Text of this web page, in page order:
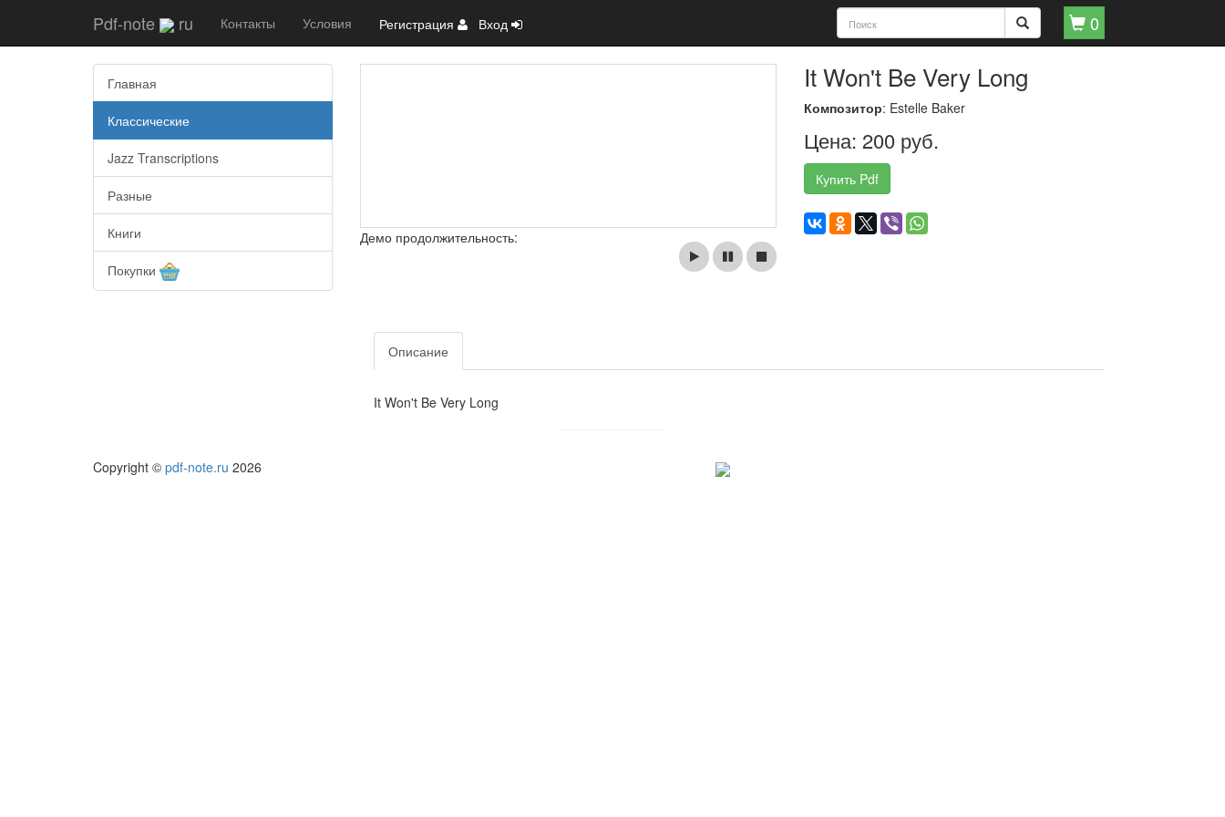
Pdf-note ru Контакты Условия 0
Регистрация Вход
Главная
Классические
Jazz Transcriptions
Разные
Книги
Покупки
Демо продолжительность:
It Won't Be Very Long
Композитор: Estelle Baker
Цена: 200 руб.
Купить Pdf
Описание
It Won't Be Very Long
Copyright © pdf-note.ru 2026